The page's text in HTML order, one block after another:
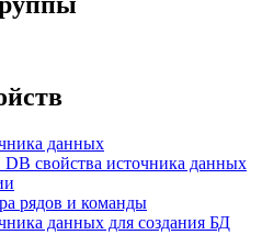
данных
свойства источника данных
рядов и команды
данных для создания БД